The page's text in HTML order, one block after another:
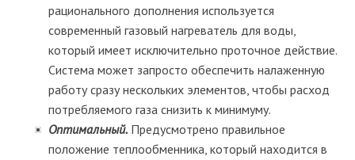
рационального дополнения используется
современный газовый нагреватель для воды,
который имеет исключительно проточное действие.
Система может запросто обеспечить налаженную
работу сразу нескольких элементов, чтобы расход
потребляемого газа снизить к минимуму.
Оптимальный.Предусмотрено правильное
положение теплообменника, который находится в